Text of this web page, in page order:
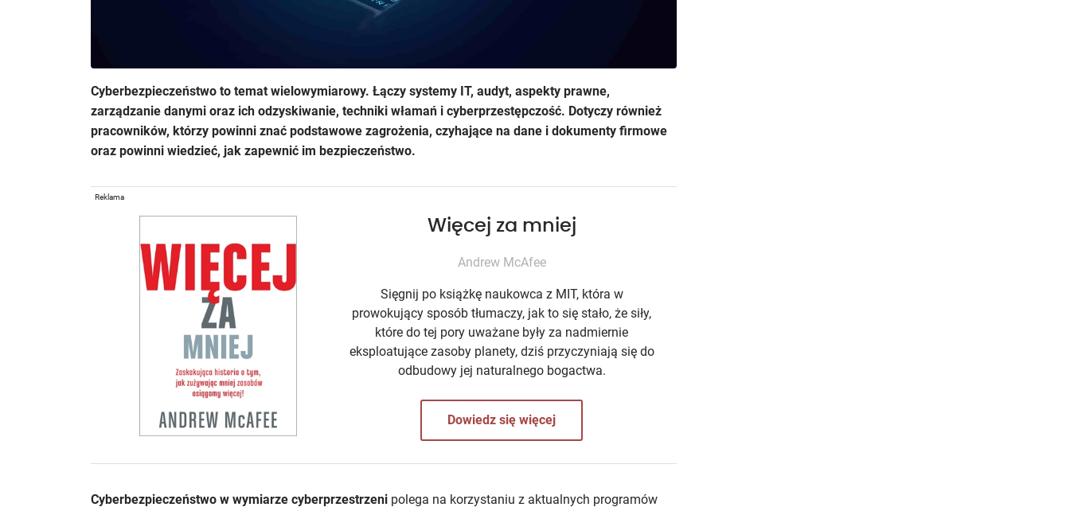
Cyberbezpieczeństwo to temat wielowymiarowy. Łączy systemy IT, audyt, aspekty prawne,
zarządzanie danymi oraz ich odzyskiwanie, techniki włamań i cyberprzestępczość. Dotyczy również
pracowników, którzy powinni znać podstawowe zagrożenia, czyhające na dane i dokumenty firmowe
oraz powinni wiedzieć, jak zapewnić im bezpieczeństwo.
Reklama
Więcej za mniej
Andrew McAfee
Sięgnij po książkę naukowca z MIT, która w
prowokujący sposób tłumaczy, jak to się stało, że siły,
które do tej pory uważane były za nadmiernie
eksploatujące zasoby planety, dziś przyczyniają się do
odbudowy jej naturalnego bogactwa.
Dowiedz się więcej
Cyberbezpieczeństwo w wymiarze cyberprzestrzeni polega na korzystaniu z aktualnych programów